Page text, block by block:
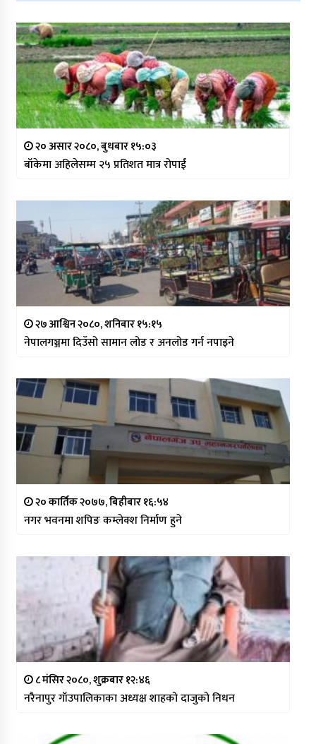
२० असार २०८०, बुधबार १५:०३
बाँकेमा अहिलेसम्म २५ प्रतिशत मात्र रोपाईं
२७ आश्विन २०८०, शनिबार १५:१५
नेपालगञ्जमा दिउँसो सामान लोड र अनलोड गर्न नपाइने
२० कार्तिक २०७७, बिहीबार १६:५४
नगर भवनमा शपिङ कम्लेक्श निर्माण हुने
८ मंसिर २०८०, शुक्रबार १२:४६
नरैनापुर गाँउपालिकाका अध्यक्ष शाहको दाजुको निधन